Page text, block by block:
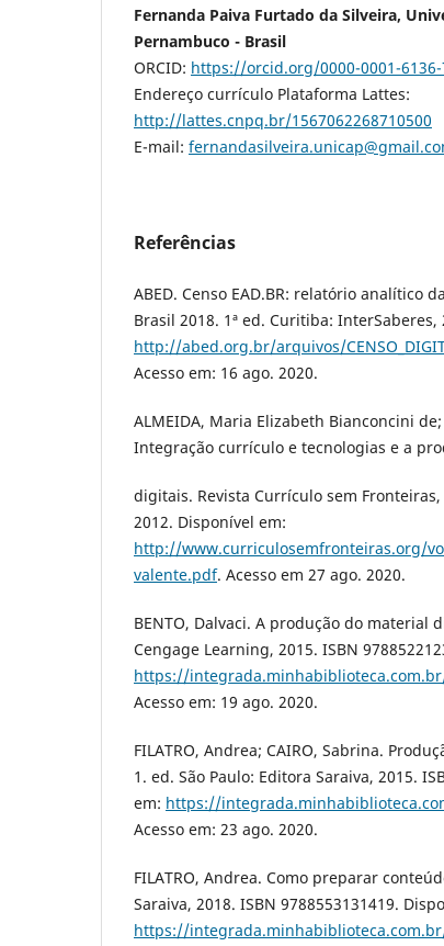
Fernanda Paiva Furtado da Silveira,
Pernambuco - Brasil
ORCID: https://orcid.org/0000-0001-6136-
Endereço currículo Plataforma Lattes:
http://lattes.cnpq.br/1567062268710500
E-mail:
Referências
ABED. Censo EAD.BR: relatório analítico
Brasil 2018. 1ª ed. Curitiba:
http://abed.org.br/arquivos/
Acesso em: 16 ago. 2020.
ALMEIDA, Maria Elizabeth Bianconcini de;
Integração currículo e tecnologias e a
digitais. Revista Currículo sem
2012. Disponível em:
http://www.curriculosemfronteiras.org/
valente.pdf. Acesso em 27 ago. 2020.
BENTO, Dalvaci. A produção do material
Cengage Learning, 2015. ISBN
https://
Acesso em: 19 ago. 2020.
FILATRO, Andrea; CAIRO, Sabrina.
1. ed. São Paulo: Editora Saraiva, 2015.
em: https://
Acesso em: 23 ago. 2020.
FILATRO, Andrea. Como preparar
Saraiva, 2018. ISBN 9788553131419.
https://